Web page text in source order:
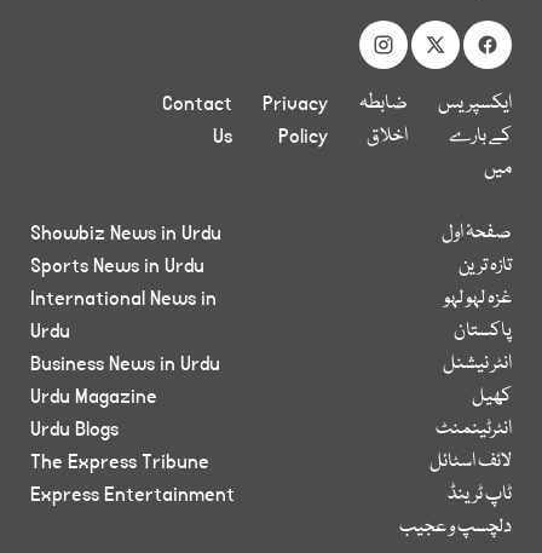
ایکسپریس
کے بارے
میں
ضابطہ
اخلاق
Privacy
Policy
Contact
Us
صفحۂ اول
تازہ ترین
غزہ لہو لہو
پاکستان
انٹر نیشنل
کھیل
انٹرٹینمنٹ
لائف اسٹائل
ٹاپ ٹرینڈ
دلچسپ و عجیب
Showbiz News in Urdu
Sports News in Urdu
International News in
Urdu
Business News in Urdu
Urdu Magazine
Urdu Blogs
The Express Tribune
Express Entertainment